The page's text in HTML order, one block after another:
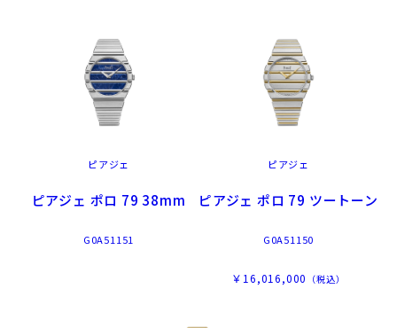
ピアジェ
ピアジェ ポロ 79 38mm
G0A51151
ピアジェ
ピアジェ ポロ 79 ツートーン
G0A51150
￥16,016,000 （税込）